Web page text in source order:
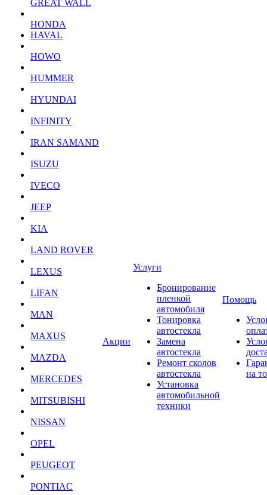
GREAT WALL
HONDA
HAVAL
HOWO
HUMMER
HYUNDAI
INFINITY
IRAN SAMAND
ISUZU
IVECO
JEEP
KIA
LAND ROVER
LEXUS
LIFAN
MAN
MAXUS
MAZDA
MERCEDES
MITSUBISHI
NISSAN
OPEL
PEUGEOT
PONTIAC
Акции
Услуги
Бронирование
пленкой
автомобиля
Тонировка
автостекла
Замена
автостекла
Ремонт сколов
автостекла
Установка
автомобильной
техники
Помощь
на